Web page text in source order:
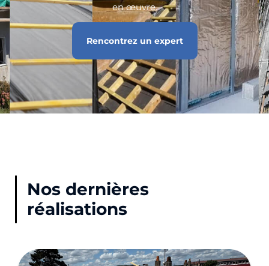
en œuvre.
Rencontrez un expert
Nos dernières
réalisations